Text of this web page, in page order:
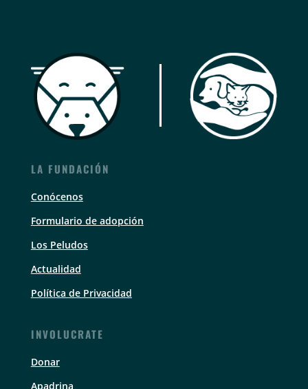
LA FUNDACIÓN
Conócenos
Formulario de adopción
Los Peludos
Actualidad
Política de Privacidad
INVOLUCRATE
Donar
Apadrina